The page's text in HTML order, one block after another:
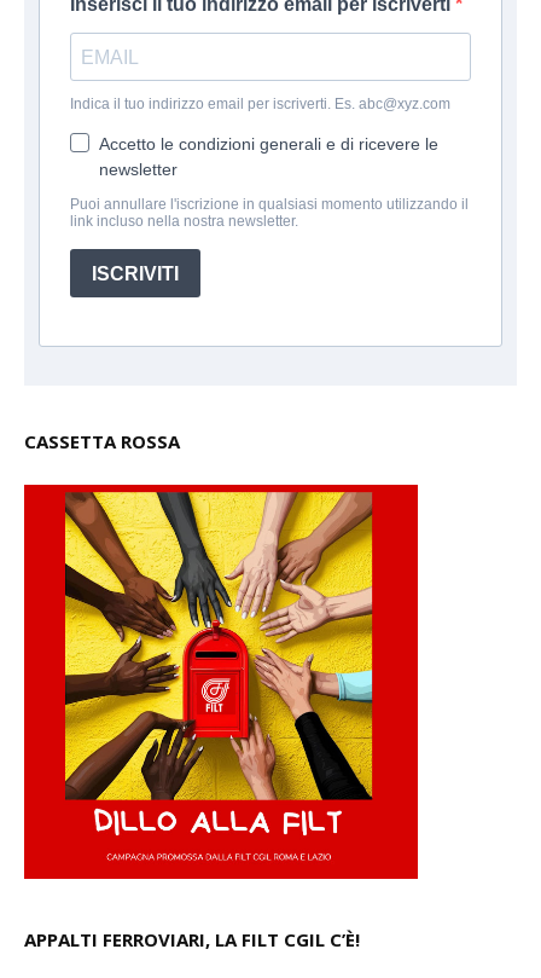
Inserisci il tuo indirizzo email per iscriverti
Indica il tuo indirizzo email per iscriverti. Es. abc@xyz.com
Accetto le condizioni generali e di ricevere le
newsletter
Puoi annullare l'iscrizione in qualsiasi momento utilizzando il
link incluso nella nostra newsletter.
ISCRIVITI
CASSETTA ROSSA
APPALTI FERROVIARI, LA FILT CGIL C’È!